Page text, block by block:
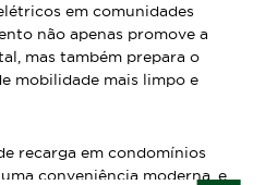
em comunidades
não apenas promove a
mas também prepara o
mobilidade mais limpo e
recarga em condomínios
conveniência moderna, e